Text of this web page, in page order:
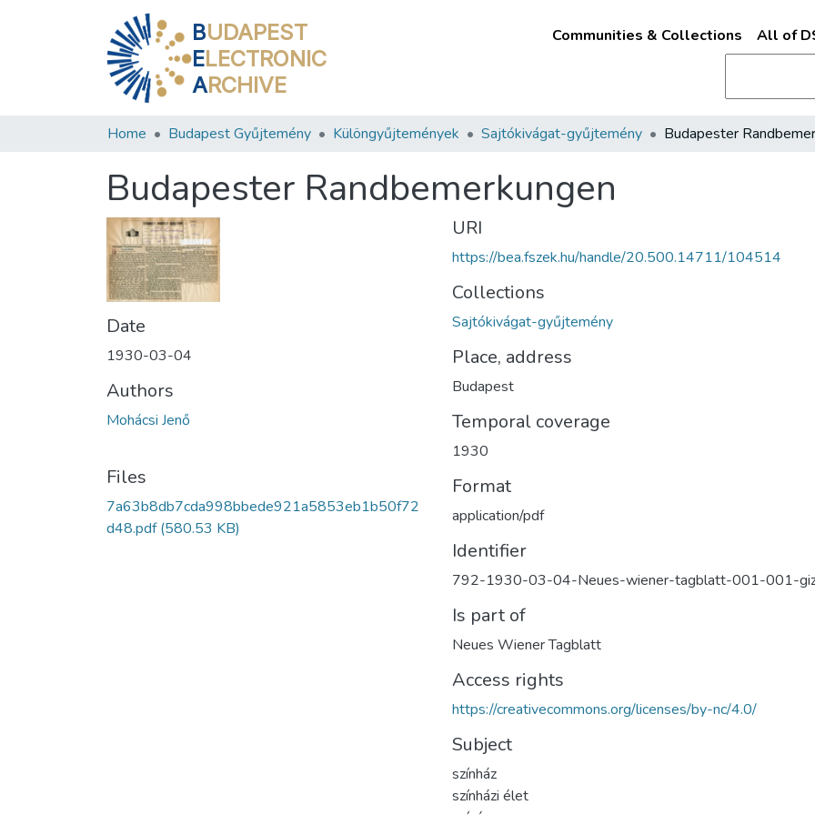
BUDAPEST
ELECTRONIC
ARCHIVE
Communities & Collections All of
Home Budapest Gyűjtemény Különgyűjtemények Sajtókivágat-gyűjtemény
Budapester Randbemerkungen
Date
1930-03-04
Authors
Mohácsi Jenő
Files
7a63b8db7cda998bbede921a5853eb1b50f72
d48.pdf(580.53 KB)
URI
https://bea.fszek.hu/handle/20.500.14711/104514
Collections
Sajtókivágat-gyűjtemény
Place, address
Budapest
Temporal coverage
1930
Format
application/pdf
Identifier
792-1930-03-04-Neues-wiener-tagblatt-001-001-
Is part of
Neues Wiener Tagblatt
Access rights
https://creativecommons.org/licenses/by-nc/4.0/
Subject
színház
színházi élet